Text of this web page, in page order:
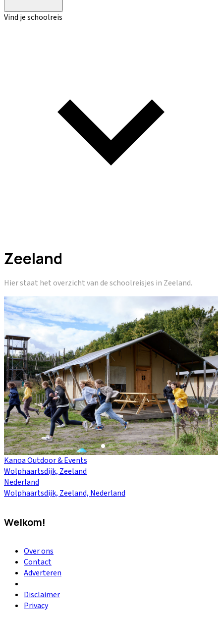
Vind je schoolreis
Zeeland
Hier staat het overzicht van de schoolreisjes in Zeeland.
Kanoa Outdoor & Events
Wolphaartsdijk, Zeeland
Nederland
Wolphaartsdijk, Zeeland, Nederland
Welkom!
Over ons
Contact
Adverteren
Disclaimer
Privacy